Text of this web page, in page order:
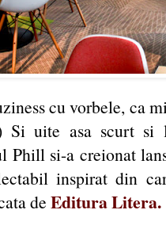
cu vorbele, ca
Si uite asa scurt
Phill si-a creionat
inspirat din
de Editura Litera.